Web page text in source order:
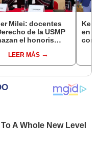
Milei: docentes
de la USMP
el honoris
de Argentina
LEER MÁS
en
con